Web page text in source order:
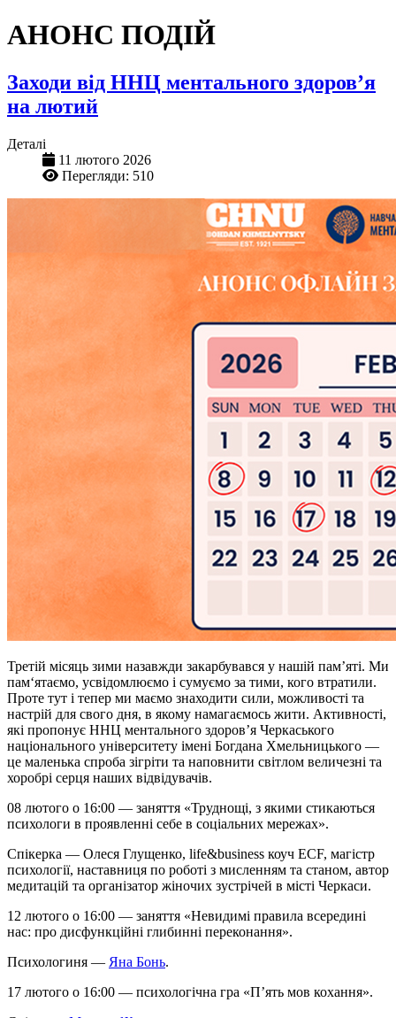
АНОНС ПОДІЙ
Заходи від ННЦ ментального здоров’я
на лютий
Деталі
11 лютого 2026
Перегляди: 510
Третій місяць зими назавжди закарбувався у нашій пам’яті. Ми
пам‘ятаємо, усвідомлюємо і сумуємо за тими, кого втратили.
Проте тут і тепер ми маємо знаходити сили, можливості та
настрій для свого дня, в якому намагаємось жити. Активності,
які пропонує ННЦ ментального здоров’я Черкаського
національного університету імені Богдана Хмельницького —
це маленька спроба зігріти та наповнити світлом величезні та
хоробрі серця наших відвідувачів.
08 лютого о 16:00 — заняття «Труднощі, з якими стикаються
психологи в проявленні себе в соціальних мережах».
Спікерка — Олеся Глущенко, life&business коуч ECF, магістр
психології, наставниця по роботі з мисленням та станом, автор
медитацій та організатор жіночих зустрічей в місті Черкаси.
12 лютого о 16:00 — заняття «Невидимі правила всередині
нас: про дисфункційні глибинні переконання».
Психологиня — Яна Бонь.
17 лютого о 16:00 — психологічна гра «Пʼять мов кохання».